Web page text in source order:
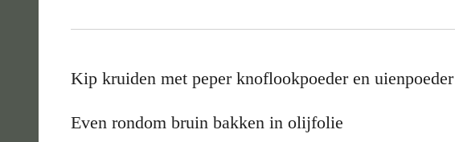
Kip kruiden met peper knoflookpoeder en uienpoeder
Even rondom bruin bakken in olijfolie